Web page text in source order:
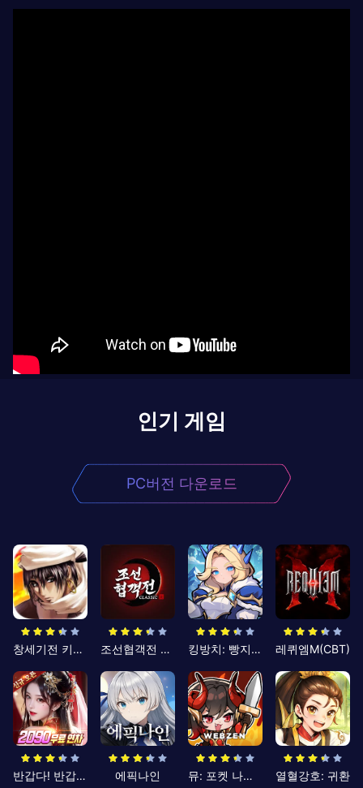
인기 게임
PC버전 다운로드
창세기전 키우기 조선협객전 클래식 킹방치: 빵지의 제왕 레퀴엠M(CBT)
반갑다! 반갑삼국지 에픽나인 뮤: 포켓 나이츠 열혈강호: 귀환